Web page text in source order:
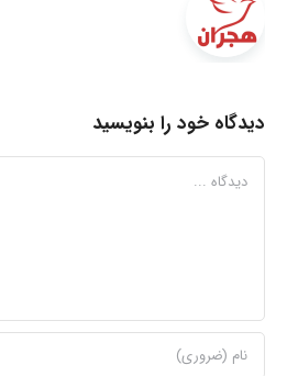
دیدگاه خود را بنویسید
دیدگاه